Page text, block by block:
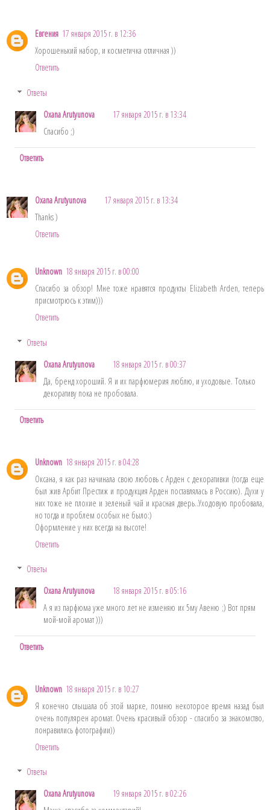
Евгения 17 января 2015 г. в 12:36
Хорошенький набор, и косметичка отличная ))
Ответить
Ответы
Oxana Arutyunova
17 января 2015 г. в 13:34
Спасибо ;)
Ответить
Oxana Arutyunova
17 января 2015 г. в 13:34
Thanks )
Ответить
Unknown 18 января 2015 г. в 00:00
Спасибо за обзор! Мне тоже нравятся продукты Elizabeth Arden, теперь
присмотрюсь к этим)))
Ответить
Ответы
Oxana Arutyunova
18 января 2015 г. в 00:37
Да, бренд хороший. Я и их парфюмерия люблю, и уходовые. Только
декоративу пока не пробовала.
Ответить
Unknown 18 января 2015 г. в 04:28
Оксана, я как раз начинала свою любовь с Арден с декоративки (тогда еще
был жив Арбит Престиж и продукция Арден поставлялась в Россию). Духи у
них тоже не плохие и зеленый чай и красная дверь..Уходовую пробовала,
но тогда и проблем особых не было:)
Оформление у них всегда на высоте!
Ответить
Ответы
Oxana Arutyunova
18 января 2015 г. в 05:16
А я из парфюма уже много лет не изменяю их 5му Авеню ;) Вот прям
мой-мой аромат )))
Ответить
Unknown 18 января 2015 г. в 10:27
Я конечно слышала об этой марке, помню некоторое время назад был
очень популярен аромат. Очень красивый обзор - спасибо за знакомство,
понравились фотографии))
Ответить
Ответы
Oxana Arutyunova
19 января 2015 г. в 02:26